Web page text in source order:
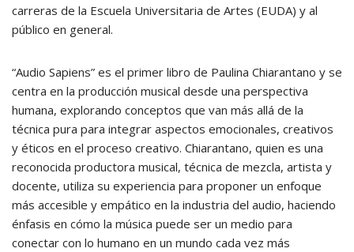
carreras de la Escuela Universitaria de Artes (EUDA) y al
público en general.
“Audio Sapiens” es el primer libro de Paulina Chiarantano y se
centra en la producción musical desde una perspectiva
humana, explorando conceptos que van más allá de la
técnica pura para integrar aspectos emocionales, creativos
y éticos en el proceso creativo. Chiarantano, quien es una
reconocida productora musical, técnica de mezcla, artista y
docente, utiliza su experiencia para proponer un enfoque
más accesible y empático en la industria del audio, haciendo
énfasis en cómo la música puede ser un medio para
conectar con lo humano en un mundo cada vez más